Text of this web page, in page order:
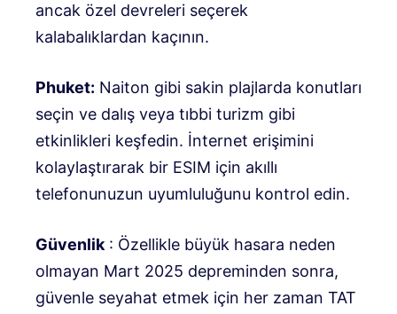
ancak özel devreleri seçerek
kalabalıklardan kaçının.
Phuket: Naiton gibi sakin plajlarda konutları
seçin ve dalış veya tıbbi turizm gibi
etkinlikleri keşfedin. İnternet erişimini
kolaylaştırarak bir ESIM için akıllı
telefonunuzun uyumluluğunu kontrol edin.
Güvenlik: Özellikle büyük hasara neden
olmayan Mart 2025 depreminden sonra,
güvenle seyahat etmek için her zaman TAT